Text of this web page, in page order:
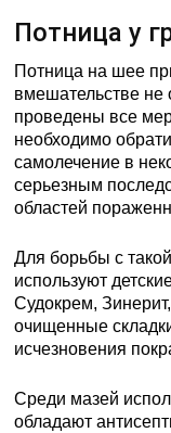
Потница у
Потница на шее
вмешательстве не
проведены все
необходимо
самолечение в
серьезным
областей
Для борьбы с
используют
Судокрем,
очищенные
исчезновения
Среди мазей
обладают